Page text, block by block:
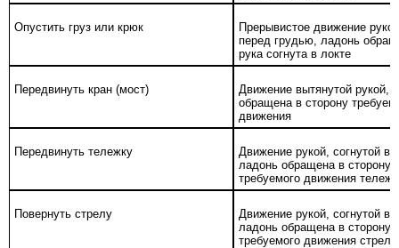
Опустить груз или крюк
Прерывистое движение
перед грудью, ладонь
рука согнута в локте
Передвинуть кран (мост)
Движение вытянутой рукой,
обращена в сторону
движения
Передвинуть тележку
Движение рукой, согнутой в
ладонь обращена в сторону
требуемого движения
Повернуть стрелу
Движение рукой, согнутой в
ладонь обращена в сторону
требуемого движения стрелы